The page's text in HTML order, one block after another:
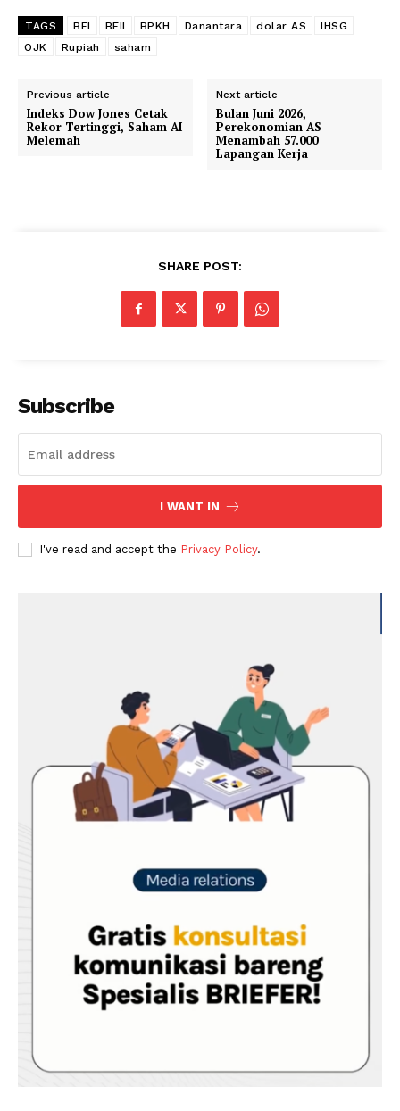
TAGS BEI BEII BPKH Danantara dolar AS
IHSG
OJK
Rupiah saham
Previous article
Indeks Dow Jones Cetak
Rekor Tertinggi, Saham AI
Melemah
Next article
Bulan Juni 2026,
Perekonomian AS
Menambah 57.000
Lapangan Kerja
SHARE POST:
Subscribe
I WANT IN
I've read and accept the Privacy Policy.